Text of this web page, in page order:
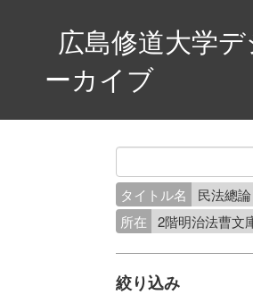
広島修道大学
ーカイブ
タイトル名 民法總論
所在
2階明治法曹文
絞り込み